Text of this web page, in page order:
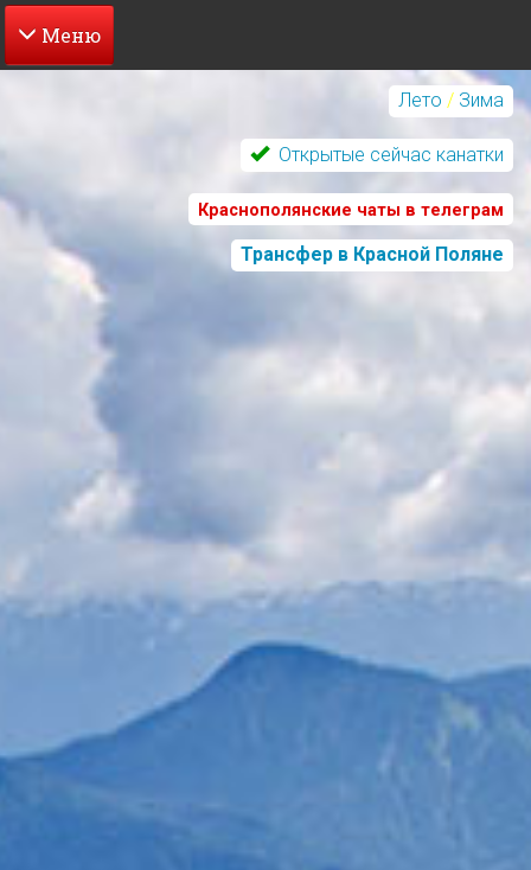
Перейти
содержанию
Лето / Зима
Открытые сейчас канатки
Краснополянские чаты в телеграм
Трансфер в Красной Поляне